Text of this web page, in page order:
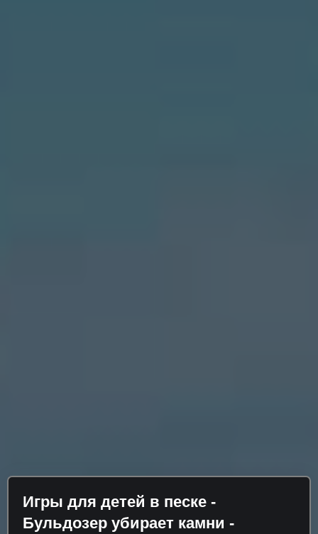
Игры для детей в песке -
Бульдозер убирает камни -